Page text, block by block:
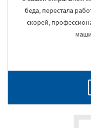
беда, перестала
скорей,